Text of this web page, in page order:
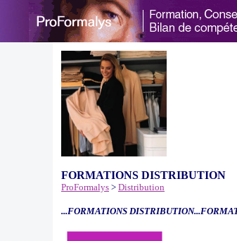
FORMATIONS DISTRIBUTION
ProFormalys > Distribution
...FORMATIONS